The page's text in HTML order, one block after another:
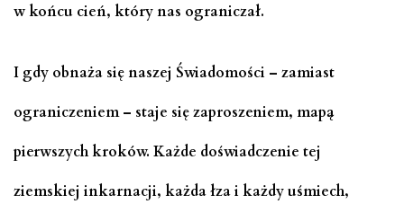
w końcu cień, który nas ograniczał.
I gdy obnaża się naszej Świadomości – zamiast
ograniczeniem – staje się zaproszeniem, mapą
pierwszych kroków. Każde doświadczenie tej
ziemskiej inkarnacji, każda łza i każdy uśmiech,